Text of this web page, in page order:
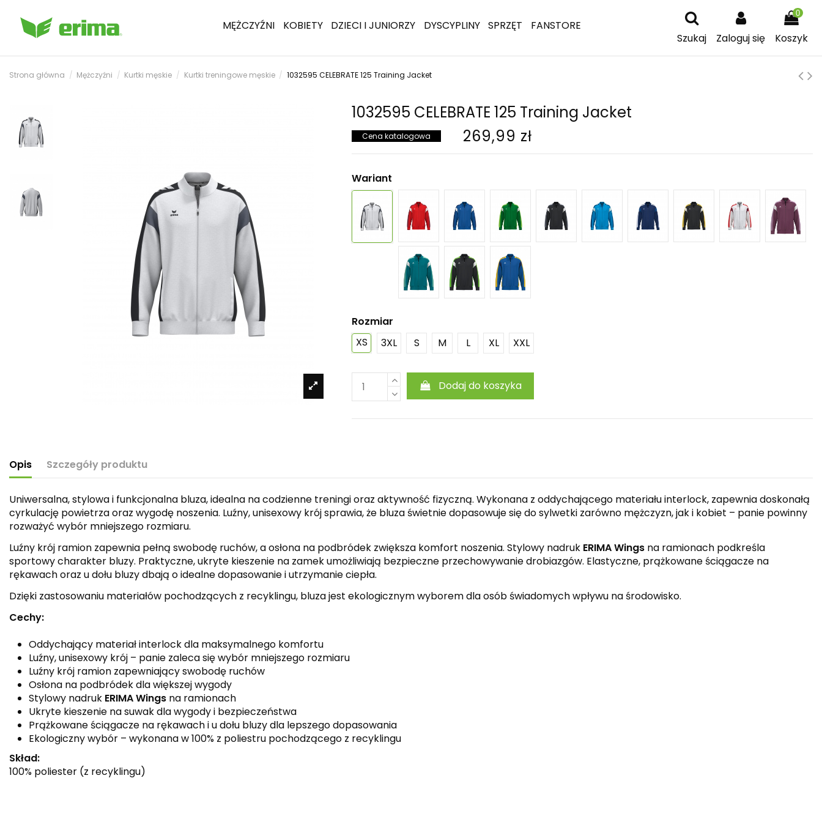
MĘŻCZYŹNI KOBIETY DZIECI I JUNIORZY DYSCYPLINY SPRZĘT
FANSTORE
Szukaj
Zaloguj się
0
Koszyk
Strona główna Mężczyźni Kurtki męskie Kurtki treningowe męskie 1032595 CELEBRATE 125 Training Jacket
1032595 CELEBRATE 125 Training Jacket
Cena katalogowa 269,99 zł
Wariant
Rozmiar
XS
3XL S M L XL XXL
Dodaj do koszyka
Opis Szczegóły produktu
Uniwersalna, stylowa i funkcjonalna bluza, idealna na codzienne treningi oraz aktywność fizyczną. Wykonana z oddychającego materiału interlock, zapewnia doskonałą
cyrkulację powietrza oraz wygodę noszenia. Luźny, unisexowy krój sprawia, że bluza świetnie dopasowuje się do sylwetki zarówno mężczyzn, jak i kobiet – panie powinny
rozważyć wybór mniejszego rozmiaru.
Luźny krój ramion zapewnia pełną swobodę ruchów, a osłona na podbródek zwiększa komfort noszenia. Stylowy nadruk ERIMA Wings na ramionach podkreśla
sportowy charakter bluzy. Praktyczne, ukryte kieszenie na zamek umożliwiają bezpieczne przechowywanie drobiazgów. Elastyczne, prążkowane ściągacze na
rękawach oraz u dołu bluzy dbają o idealne dopasowanie i utrzymanie ciepła.
Dzięki zastosowaniu materiałów pochodzących z recyklingu, bluza jest ekologicznym wyborem dla osób świadomych wpływu na środowisko.
Cechy:
Oddychający materiał interlock dla maksymalnego komfortu
Luźny, unisexowy krój – panie zaleca się wybór mniejszego rozmiaru
Luźny krój ramion zapewniający swobodę ruchów
Osłona na podbródek dla większej wygody
Stylowy nadruk ERIMA Wings na ramionach
Ukryte kieszenie na suwak dla wygody i bezpieczeństwa
Prążkowane ściągacze na rękawach i u dołu bluzy dla lepszego dopasowania
Ekologiczny wybór – wykonana w 100% z poliestru pochodzącego z recyklingu
Skład:
100% poliester (z recyklingu)